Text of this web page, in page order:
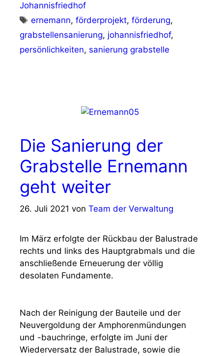
Johannisfriedhof
Schlagwörter
ernemann,förderprojekt,förderung,
grabstellensanierung, johannisfriedhof,
persönlichkeiten, sanierung grabstelle
Die Sanierung der
Grabstelle Ernemann
geht weiter
26. Juli 2021 von Team der Verwaltung
Im März erfolgte der Rückbau der Balustrade
rechts und links des Hauptgrabmals und die
anschließende Erneuerung der völlig
desolaten Fundamente.
Nach der Reinigung der Bauteile und der
Neuvergoldung der Amphorenmündungen
und -bauchringe, erfolgte im Juni der
Wiederversatz der Balustrade, sowie die